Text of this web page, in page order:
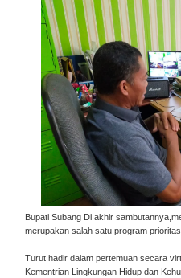
Bupati Subang Di akhir
merupakan salah satu program
Turut hadir dalam pertemuan secara
Kementrian Lingkungan Hidup dan